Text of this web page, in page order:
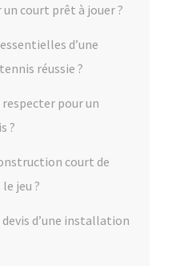
court prêt à jouer ?
d’une
réussie ?
pour un
?
court de
jeu ?
d’une installation